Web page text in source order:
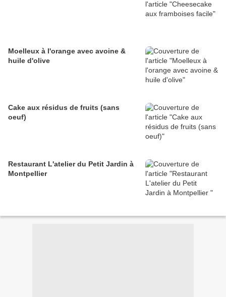
Moelleux à l'orange avec avoine &
huile d'olive
Cake aux résidus de fruits (sans
oeuf)
Restaurant L'atelier du Petit Jardin à
Montpellier